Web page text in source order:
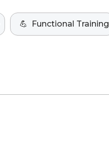
💪 Functional Training